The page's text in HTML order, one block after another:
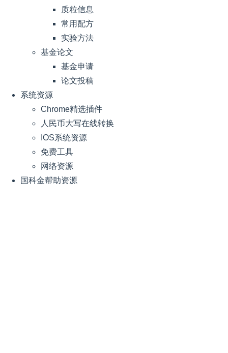
质粒信息
常用配方
实验方法
基金论文
基金申请
论文投稿
系统资源
Chrome精选插件
人民币大写在线转换
IOS系统资源
免费工具
网络资源
国科金帮助资源